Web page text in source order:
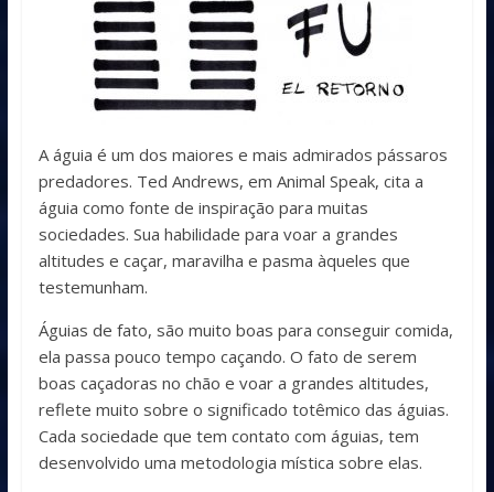
A águia é um dos maiores e mais admirados pássaros
predadores. Ted Andrews, em Animal Speak, cita a
águia como fonte de inspiração para muitas
sociedades. Sua habilidade para voar a grandes
altitudes e caçar, maravilha e pasma àqueles que
testemunham.
Águias de fato, são muito boas para conseguir comida,
ela passa pouco tempo caçando. O fato de serem
boas caçadoras no chão e voar a grandes altitudes,
reflete muito sobre o significado totêmico das águias.
Cada sociedade que tem contato com águias, tem
desenvolvido uma metodologia mística sobre elas.